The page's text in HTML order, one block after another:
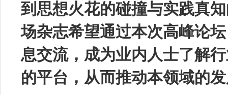
到思想火花的碰撞与实践真
场杂志希望通过本次高峰论
息交流，成为业内人士了解
的平台，从而推动本领域的